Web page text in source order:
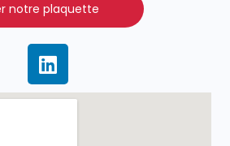
notre plaquette